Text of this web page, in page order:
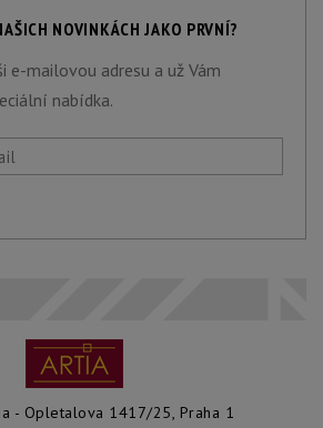
NOVINKÁCH JAKO PRVNÍ?
e-mailovou adresu a už Vám
nabídka.
- Opletalova 1417/25, Praha 1